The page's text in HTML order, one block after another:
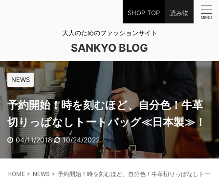
SHOP TOP 読み物
大人のためのファッションサイト
SANKYO BLOG
NEWS
予約開始！時を刻むほど、自分色！牛革
切りっぱなしトートバッグ≪日本製≫！
04/11/2018 10/24/2022
HOME > NEWS > 予約開始！時を刻むほど、自分色！牛革切りっぱなしトー